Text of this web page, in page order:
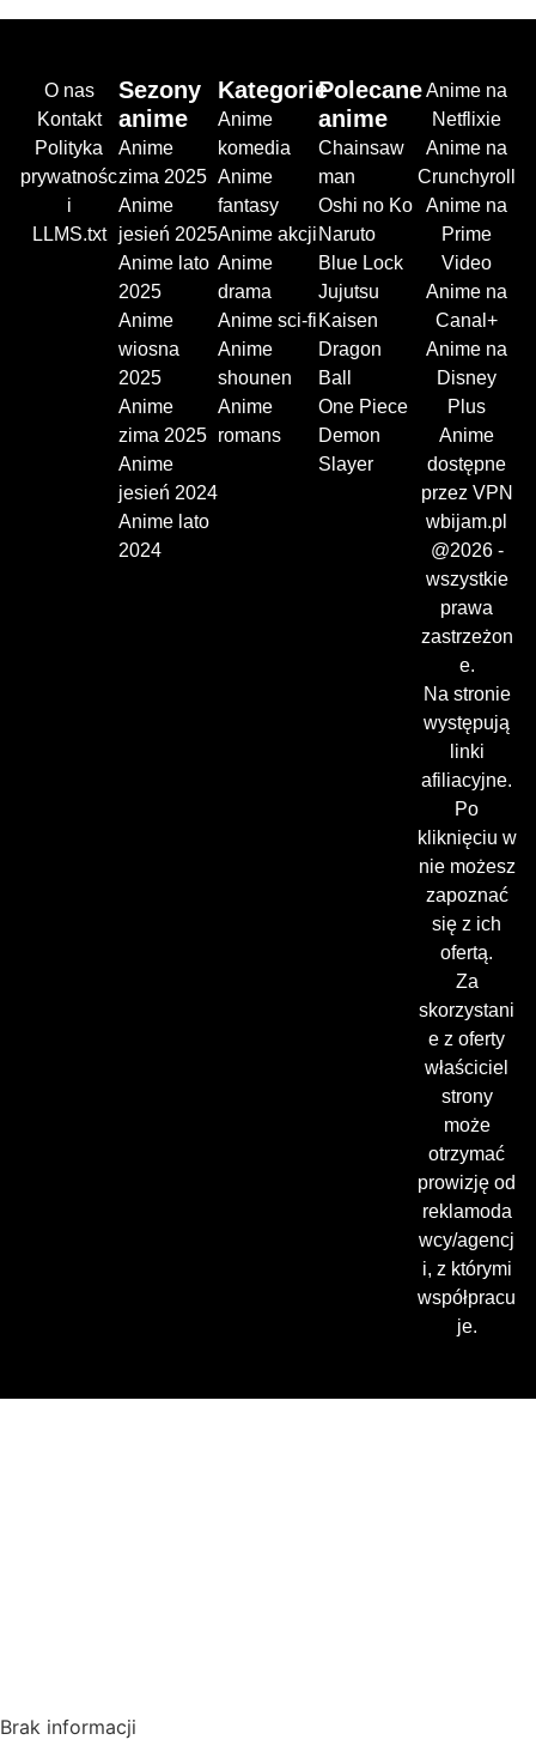
O nas
Kontakt
Polityka
prywatnośc
i
LLMS.txt
Sezony
anime
Anime
zima 2025
Anime
jesień 2025
Anime lato
2025
Anime
wiosna
2025
Anime
zima 2025
Anime
jesień 2024
Anime lato
2024
Kategorie
Anime
komedia
Anime
fantasy
Anime akcji
Anime
drama
Anime sci-fi
Anime
shounen
Anime
romans
Polecane
anime
Chainsaw
man
Oshi no Ko
Naruto
Blue Lock
Jujutsu
Kaisen
Dragon
Ball
One Piece
Demon
Slayer
Anime na
Netflixie
Anime na
Crunchyroll
Anime na
Prime
Video
Anime na
Canal+
Anime na
Disney
Plus
Anime
dostępne
przez VPN
wbijam.pl
@2026 -
wszystkie
prawa
zastrzeżon
e.
Na stronie
występują
linki
afiliacyjne.
Po
kliknięciu w
nie możesz
zapoznać
się z ich
ofertą.
Za
skorzystani
e z oferty
właściciel
strony
może
otrzymać
prowizję od
reklamoda
wcy/agencj
i, z którymi
współpracu
je.
Brak informacji